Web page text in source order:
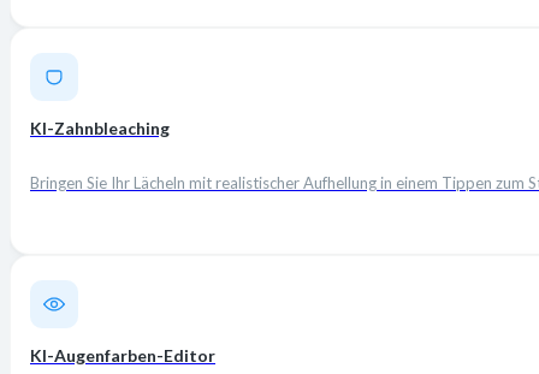
KI-Zahnbleaching
Bringen Sie Ihr Lächeln mit realistischer Aufhellung in einem Tippen zum
KI-Augenfarben-Editor